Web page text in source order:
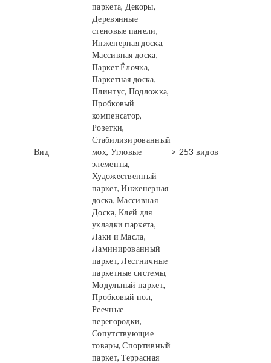
Вид
паркета, Декоры,
Деревянные
стеновые панели,
Инженерная доска,
Массивная доска,
Паркет Ёлочка,
Паркетная доска,
Плинтус, Подложка,
Пробковый
компенсатор,
Розетки,
Стабилизированный
мох, Угловые
элементы,
Художественный
паркет, Инженерная
доска, Массивная
Доска, Клей для
укладки паркета,
Лаки и Масла,
Ламинированный
паркет, Лестничные
паркетные системы,
Модульный паркет,
Пробковый пол,
Реечные
перегородки,
Сопутствующие
товары, Спортивный
паркет, Террасная
> 253 видов